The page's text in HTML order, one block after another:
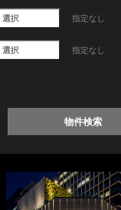
選択 指定なし
選択 指定なし
物件検索